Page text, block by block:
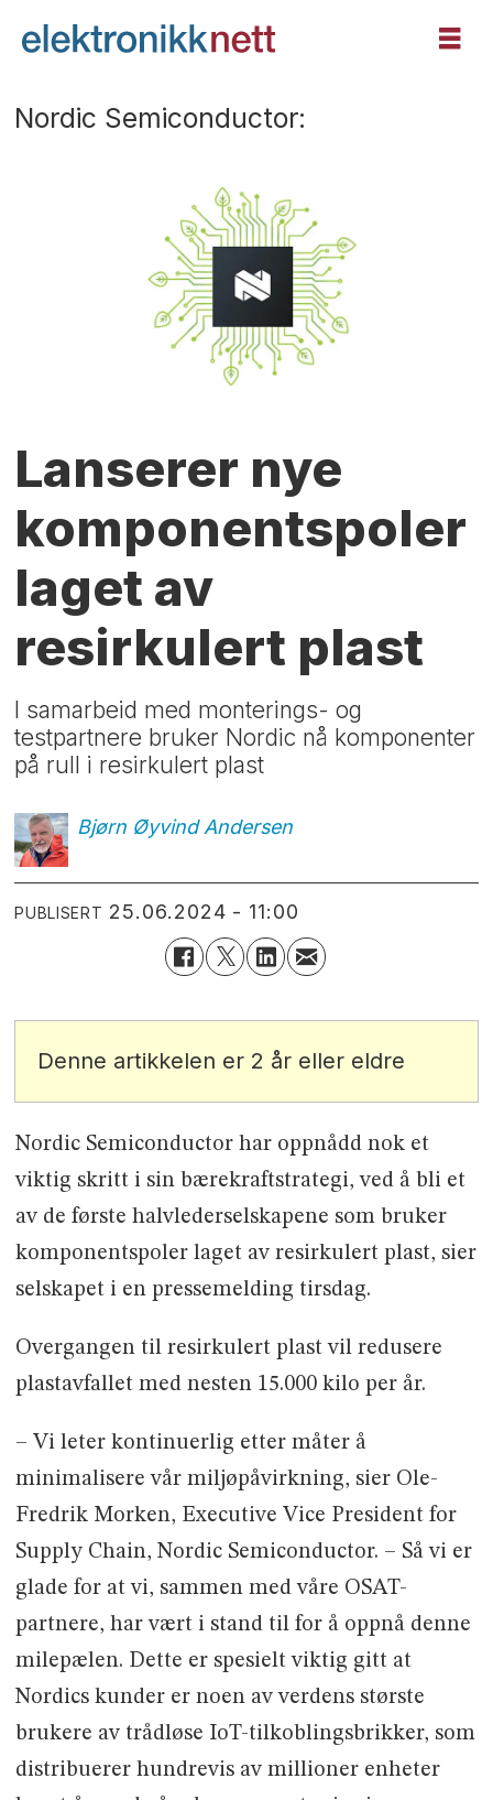
Nordic Semiconductor:
Lanserer nye
komponentspoler
laget av
resirkulert plast
I samarbeid med monterings- og
testpartnere bruker Nordic nå komponenter
på rull i resirkulert plast
Bjørn Øyvind Andersen
PUBLISERT 25.06.2024 - 11:00
Denne artikkelen er 2 år eller eldre
Nordic Semiconductor har oppnådd nok et
viktig skritt i sin bærekraftstrategi, ved å bli et
av de første halvlederselskapene som bruker
komponentspoler laget av resirkulert plast, sier
selskapet i en pressemelding tirsdag.
Overgangen til resirkulert plast vil redusere
plastavfallet med nesten 15.000 kilo per år.
– Vi leter kontinuerlig etter måter å
minimalisere vår miljøpåvirkning, sier Ole-
Fredrik Morken, Executive Vice President for
Supply Chain, Nordic Semiconductor. – Så vi er
glade for at vi, sammen med våre OSAT-
partnere, har vært i stand til for å oppnå denne
milepælen. Dette er spesielt viktig gitt at
Nordics kunder er noen av verdens største
brukere av trådløse IoT-tilkoblingsbrikker, som
distribuerer hundrevis av millioner enheter